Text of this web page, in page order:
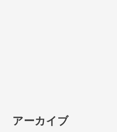
アーカイブ